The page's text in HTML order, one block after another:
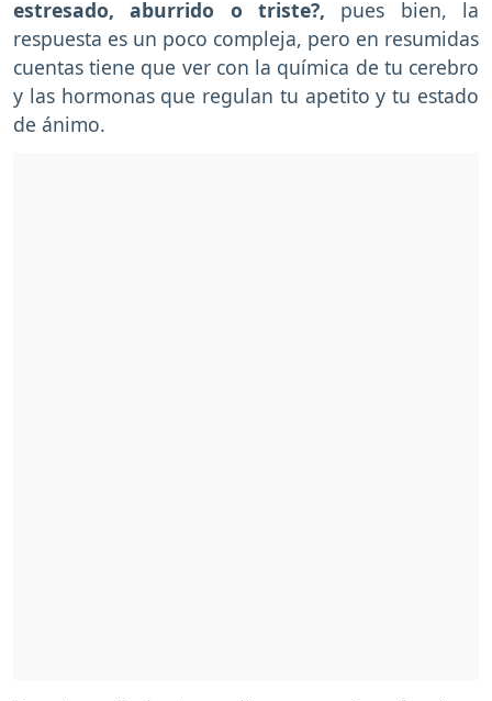
estresado, aburrido o triste?, pues bien, la
respuesta es un poco compleja, pero en resumidas
cuentas tiene que ver con la química de tu cerebro
y las hormonas que regulan tu apetito y tu estado
de ánimo.